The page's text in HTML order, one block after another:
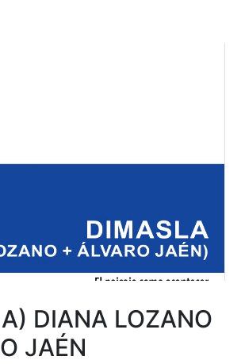
DIANA LOZANO
JAÉN